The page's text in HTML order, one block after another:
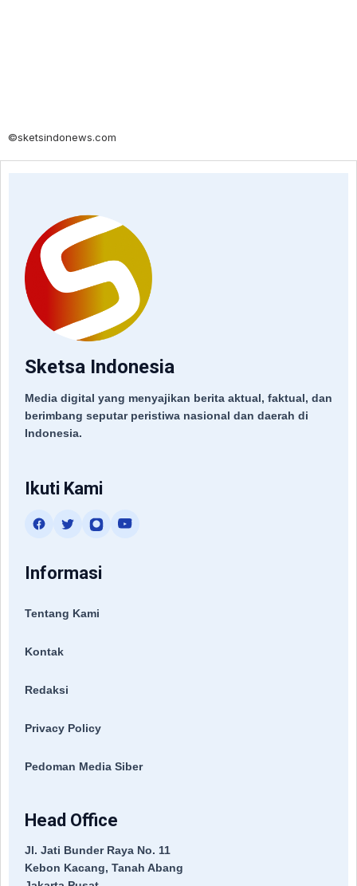
©sketsindonews.com
Sketsa Indonesia
Media digital yang menyajikan berita aktual, faktual, dan
berimbang seputar peristiwa nasional dan daerah di
Indonesia.
Ikuti Kami
Informasi
Tentang Kami
Kontak
Redaksi
Privacy Policy
Pedoman Media Siber
Head Office
Jl. Jati Bunder Raya No. 11
Kebon Kacang, Tanah Abang